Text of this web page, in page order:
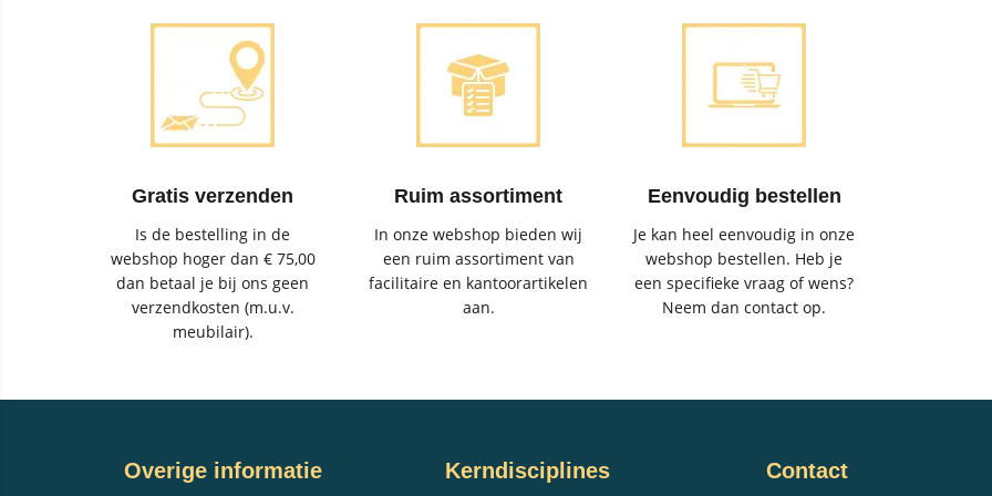
Gratis verzenden
Is de bestelling in de
webshop hoger dan € 75,00
dan betaal je bij ons geen
verzendkosten (m.u.v.
meubilair).
Ruim assortiment
In onze webshop bieden wij
een ruim assortiment van
facilitaire en kantoorartikelen
aan.
Eenvoudig bestellen
Je kan heel eenvoudig in onze
webshop bestellen. Heb je
een specifieke vraag of wens?
Neem dan contact op.
Overige informatie Kerndisciplines Contact